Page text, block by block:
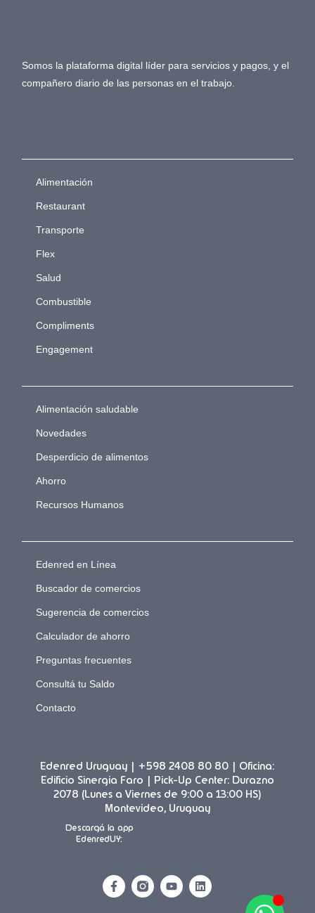
Somos la plataforma digital líder para servicios y pagos, y el
compañero diario de las personas en el trabajo.
Alimentación
Restaurant
Transporte
Flex
Salud
Combustible
Compliments
Engagement
Alimentación saludable
Novedades
Desperdicio de alimentos
Ahorro
Recursos Humanos
Edenred en Línea
Buscador de comercios
Sugerencia de comercios
Calculador de ahorro
Preguntas frecuentes
Consultá tu Saldo
Contacto
Edenred Uruguay | +598 2408 80 80 | Oficina:
Edificio Sinergia Faro | Pick-Up Center: Durazno
2078 (Lunes a Viernes de 9:00 a 13:00 HS)
Montevideo, Uruguay
Descargá la app
EdenredUY: